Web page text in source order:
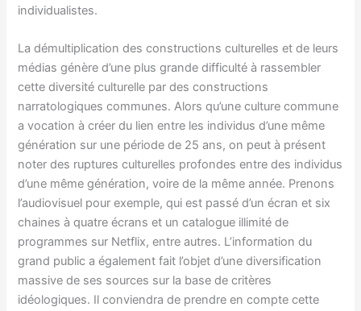
individualistes.
La démultiplication des constructions culturelles et de leurs
médias génère d’une plus grande difficulté à rassembler
cette diversité culturelle par des constructions
narratologiques communes. Alors qu’une culture commune
a vocation à créer du lien entre les individus d’une même
génération sur une période de 25 ans, on peut à présent
noter des ruptures culturelles profondes entre des individus
d’une même génération, voire de la même année. Prenons
l’audiovisuel pour exemple, qui est passé d’un écran et six
chaines à quatre écrans et un catalogue illimité de
programmes sur Netflix, entre autres. L’information du
grand public a également fait l’objet d’une diversification
massive de ses sources sur la base de critères
idéologiques. Il conviendra de prendre en compte cette